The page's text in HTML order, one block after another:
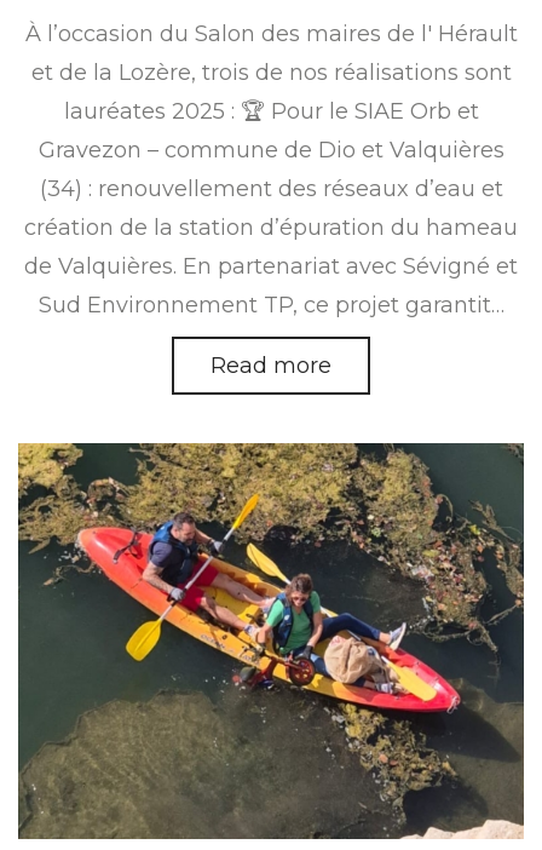
À l’occasion du Salon des maires de l' Hérault
et de la Lozère, trois de nos réalisations sont
lauréates 2025 : 🏆 Pour le SIAE Orb et
Gravezon – commune de Dio et Valquières
(34) : renouvellement des réseaux d’eau et
création de la station d’épuration du hameau
de Valquières. En partenariat avec Sévigné et
Sud Environnement TP, ce projet garantit…
Read more